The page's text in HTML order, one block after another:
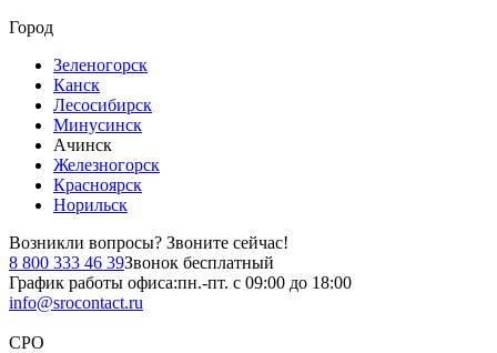
Город
Зеленогорск
Канск
Лесосибирск
Минусинск
Ачинск
Железногорск
Красноярск
Норильск
Возникли вопросы? Звоните сейчас!
8 800 333 46 39Звонок бесплатный
График работы офиса:пн.-пт. с 09:00 до 18:00
info@srocontact.ru
СРО